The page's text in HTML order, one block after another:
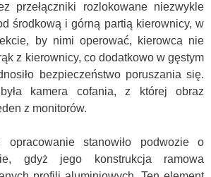
przełączniki rozlokowane niezwykle
środkową i górną partią kierownicy, w
by nimi operować, kierowca nie
z kierownicy, co dodatkowo w gęstym
bezpieczeństwo poruszania się.
kamera cofania, z której obraz
z monitorów.
opracowanie stanowiło podwozie o
gdyż jego konstrukcja ramowa